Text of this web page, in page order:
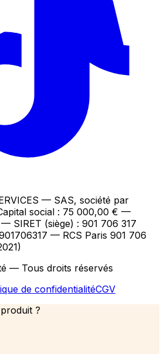
— SAS, société par
social : 75 000,00 € —
SIRET (siège) : 901 706 317
— RCS Paris 901 706
— Tous droits réservés
de confidentialitéCGV
?